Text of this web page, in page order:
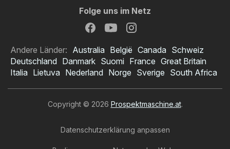
Folge uns im Netz
Andere Länder: Australia België Canada Schweiz
Deutschland Danmark Suomi France Great Britain
Italia Lietuva Nederland Norge Sverige South Africa
Copyright © 2026 Prospektmaschine.at.
Datenschutzerklärung anpassen